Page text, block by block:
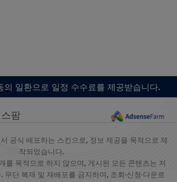
일환으로 일정 수수료를 제공받습니다.
팜
공식 배포하는 스킨으로, 정보 제공을 목적으로 제
작되었습니다.
를 목적으로 하지 않으며, 게시된 모든 콘텐츠는 저
무단 복제 및 재배포를 금지하며, 조회·신청·다운로